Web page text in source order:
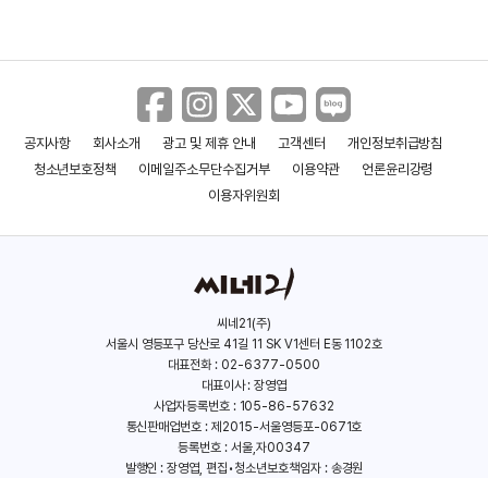
공지사항 회사소개 광고 및 제휴 안내 고객센터
개인정보취급방침
청소년보호정책
이메일주소무단수집거부 이용약관
언론윤리강령
이용자위원회
씨네21(주)
서울시 영등포구 당산로 41길 11 SK V1센터 E동 1102호
대표전화 : 02-6377-0500
대표이사 : 장영엽
사업자등록번호 : 105-86-57632
통신판매업번호 : 제2015-서울영등포-0671호
등록번호 : 서울,자00347
발행인 : 장영엽, 편집•청소년보호책임자 : 송경원